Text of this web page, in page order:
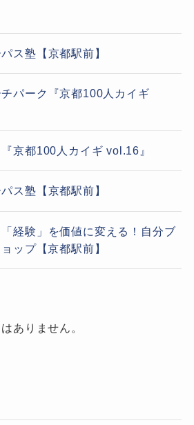
ス塾【京都駅前】
パーク『京都100人カイギ
京都100人カイギ vol.16』
ス塾【京都駅前】
経験」を価値に変える！自分ブ
ップ【京都駅前】
ありません。